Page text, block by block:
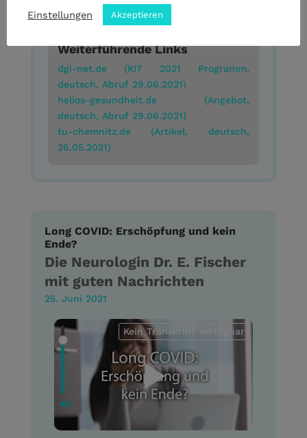
Elisabeth Fischer (Wiesbaden), Dr.
Katrin Müller (Chemnitz).
Weiterführende Links
dgi-net.de (KIT 2021 Programm,
deutsch, Abruf 29.06.2021)
helios-gesundheit.de (Angebot,
deutsch, Abruf 29.06.2021)
tu-chemnitz.de (Artikel, deutsch,
26.05.2021)
Long COVID: Erschöpfung und kein
Ende?
Die Neurologin Dr. E. Fischer
mit guten Nachrichten
25. Juni 2021
Kein Transkript verfügbar
Einstellungen Akzeptieren